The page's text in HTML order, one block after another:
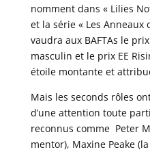
nomment dans « Lilies
et la série « Les Anneaux
vaudra aux BAFTAs le
masculin et le prix EE
étoile montante et
Mais les seconds rôles
d’une attention toute
reconnus comme Peter
mentor), Maxine Peake